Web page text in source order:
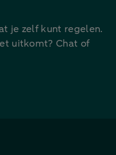
je zelf kunt regelen.
uitkomt? Chat of